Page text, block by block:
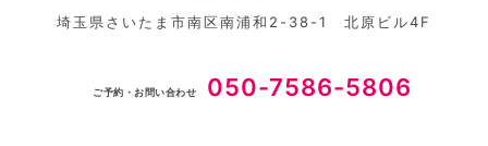
埼玉県さいたま市南区南浦和2-38-1 北原ビル4F
ご予約・お問い合わせ 050-7586-5806